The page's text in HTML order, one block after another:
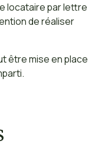
locataire par lettre
de réaliser
être mise en place